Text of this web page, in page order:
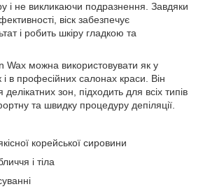
і не викликаючи подразнення. Завдяки
віск забезпечує
і робить шкіру гладкою та
можна використовувати як у
в професійних салонах краси. Він
зон, підходить для всіх типів
та швидку процедуру депіляції.
корейської сировини
і тіла